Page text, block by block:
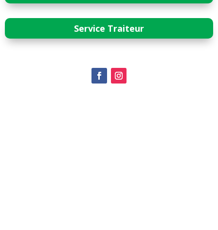
Service Traiteur